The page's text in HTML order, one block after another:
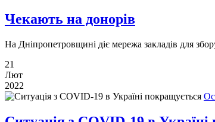
Чекають на донорів
На Дніпропетровщині діє мережа закладів для
21
Лют
2022